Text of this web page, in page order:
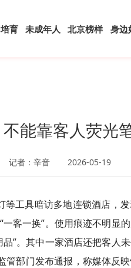
育 未成年人 北京榜样 身边
能靠客人荧光
记者：辛音 2026-05-19
工具暗访多地连锁酒店，
客一换”。使用痕迹不明显
”。其中一家酒店还把客人
部门发布通报，称媒体反